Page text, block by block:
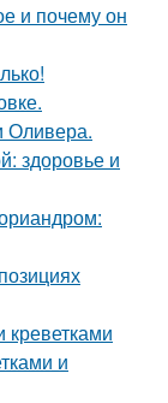
и почему он
Оливера.
здоровье и
креветками
и